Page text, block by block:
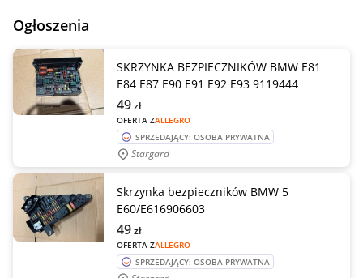
Ogłoszenia
SKRZYNKA BEZPIECZNIKÓW BMW E81
E84 E87 E90 E91 E92 E93 9119444
OFERTA ZALLEGRO
49zł
SPRZEDAJĄCY: OSOBA PRYWATNA
Stargard
Skrzynka bezpieczników BMW 5
E60/E616906603
OFERTA ZALLEGRO
49zł
SPRZEDAJĄCY: OSOBA PRYWATNA